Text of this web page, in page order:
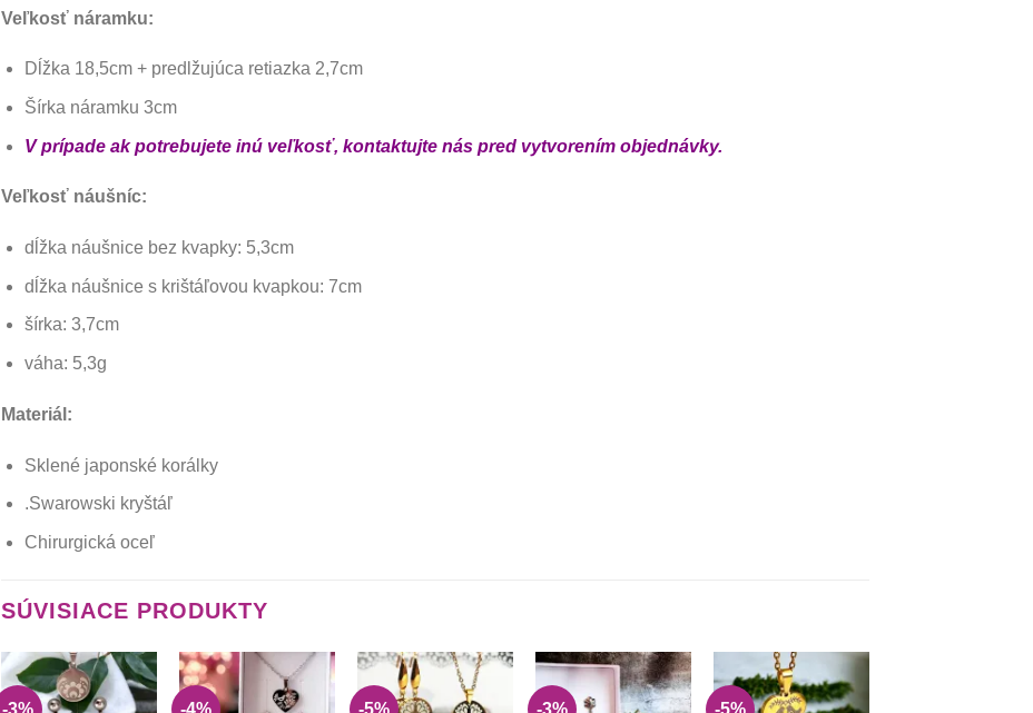
Veľkosť náramku:
Dĺžka 18,5cm + predlžujúca retiazka 2,7cm
Šírka náramku 3cm
V prípade ak potrebujete inú veľkosť, kontaktujte nás pred vytvorením objednávky.
Veľkosť náušníc:
dĺžka náušnice bez kvapky: 5,3cm
dĺžka náušnice s krištáľovou kvapkou: 7cm
šírka: 3,7cm
váha: 5,3g
Materiál:
Sklené japonské korálky
.Swarowski kryštáľ
Chirurgická oceľ
SÚVISIACE PRODUKTY
-3% -4% -5% -3% -5%